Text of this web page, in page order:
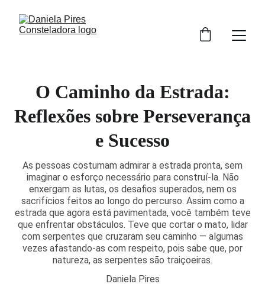
O Caminho da Estrada:
Reflexões sobre Perseverança
e Sucesso
As pessoas costumam admirar a estrada pronta, sem
imaginar o esforço necessário para construí-la. Não
enxergam as lutas, os desafios superados, nem os
sacrifícios feitos ao longo do percurso. Assim como a
estrada que agora está pavimentada, você também teve
que enfrentar obstáculos. Teve que cortar o mato, lidar
com serpentes que cruzaram seu caminho — algumas
vezes afastando-as com respeito, pois sabe que, por
natureza, as serpentes são traiçoeiras.
Daniela Pires